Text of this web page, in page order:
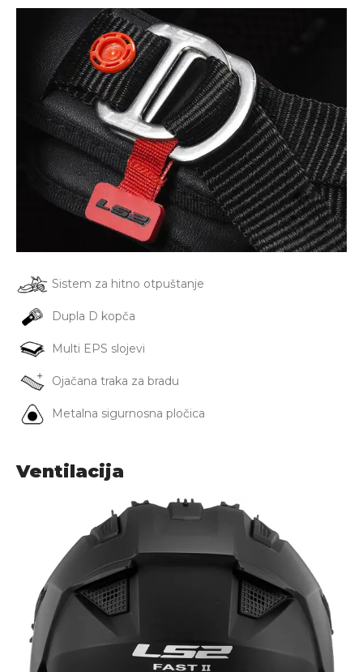
Sistem za hitno otpuštanje
Dupla D kopča
Multi EPS slojevi
Ojačana traka za bradu
Metalna sigurnosna pločica
Ventilacija